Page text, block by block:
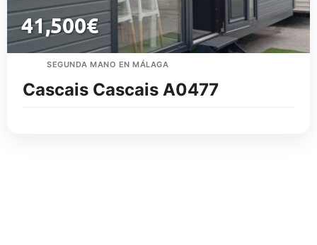
41,500€
SEGUNDA MANO EN MÁLAGA
Cascais Cascais A0477